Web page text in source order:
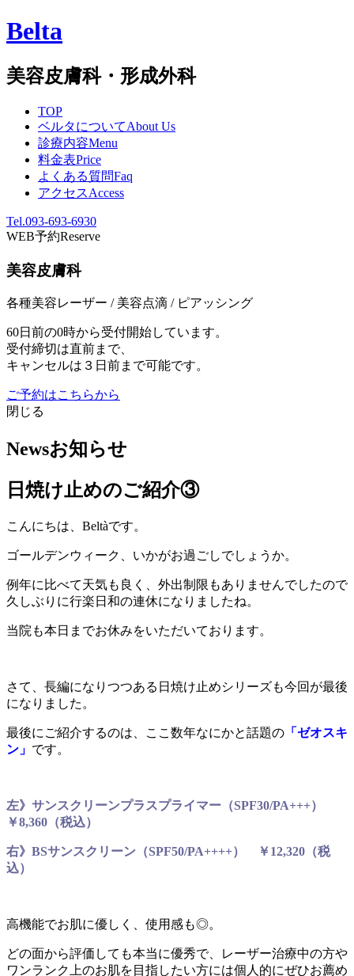
Belta
美容皮膚科・形成外科
TOP
ベルタについてAbout Us
診療内容Menu
料金表Price
よくある質問Faq
アクセスAccess
Tel.093-693-6930
WEB予約Reserve
美容皮膚科
各種美容レーザー / 美容点滴 / ピアッシング
60日前の0時から受付開始しています。
受付締切は直前まで、
キャンセルは３日前まで可能です。
ご予約はこちらから
閉じる
Newsお知らせ
日焼け止めのご紹介③
こんにちは、Beltàです。
ゴールデンウィーク、いかがお過ごしでしょうか。
例年に比べて天気も良く、外出制限もありませんでしたので
久しぶりに行楽日和の連休になりましたね。
当院も本日までお休みをいただいております。
さて、長編になりつつある日焼け止めシリーズも今回が最後
になりました。
最後にご紹介するのは、ここ数年なにかと話題の 「ゼオスキ
ン」 です。
左》サンスクリーンプラスプライマー（SPF30/PA+++）
￥8,360（税込）
右》BSサンスクリーン（SPF50/PA++++） ￥12,320（税
込）
高機能でお肌に優しく、使用感も◎。
どの面から評価しても本当に優秀で、レーザー治療中の方や
ワンランク上のお肌を目指したい方には個人的にぜひお薦め